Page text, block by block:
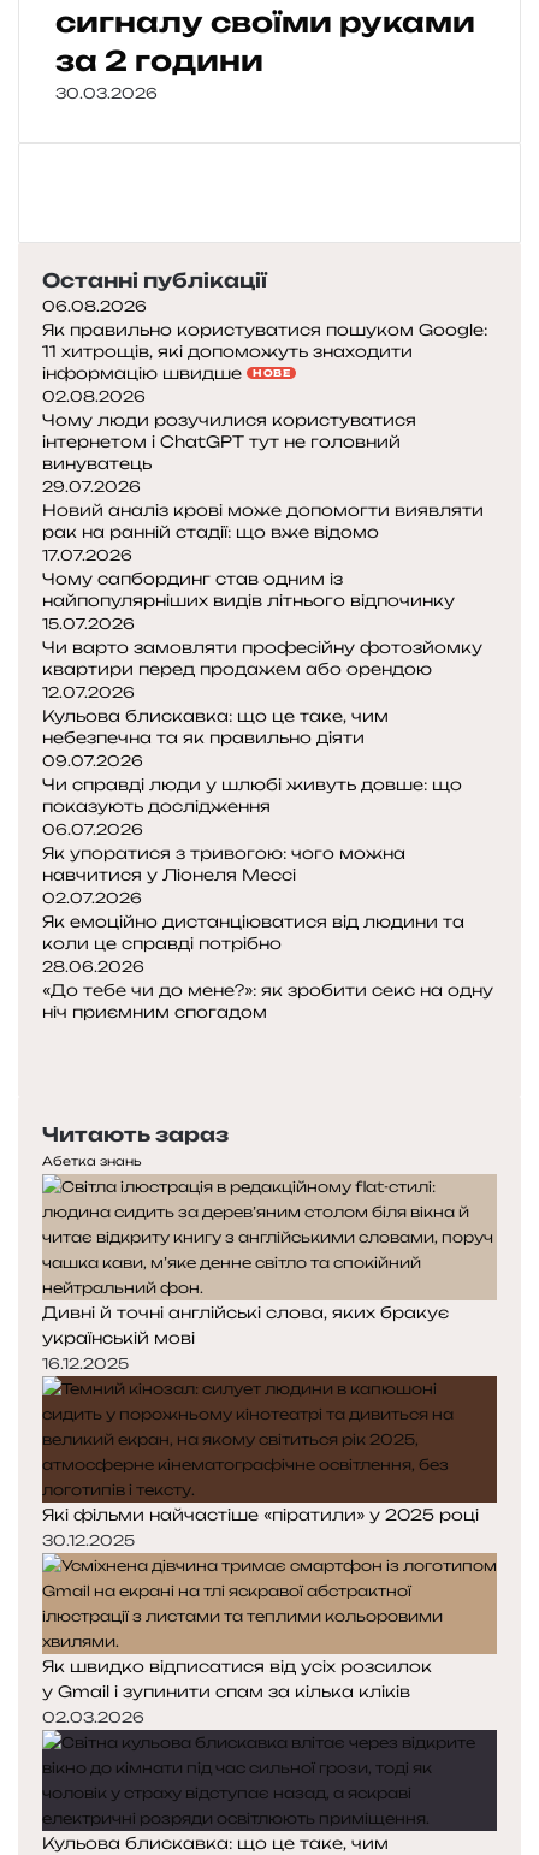
сигналу своїми руками
за 2 години
30.03.2026
Останні публікації
06.08.2026
Як правильно користуватися пошуком Google:
11 хитрощів, які допоможуть знаходити
інформацію швидше
НОВЕ
02.08.2026
Чому люди розучилися користуватися
інтернетом і ChatGPT тут не головний
винуватець
29.07.2026
Новий аналіз крові може допомогти виявляти
рак на ранній стадії: що вже відомо
17.07.2026
Чому сапбординг став одним із
найпопулярніших видів літнього відпочинку
15.07.2026
Чи варто замовляти професійну фотозйомку
квартири перед продажем або орендою
12.07.2026
Кульова блискавка: що це таке, чим
небезпечна та як правильно діяти
09.07.2026
Чи справді люди у шлюбі живуть довше: що
показують дослідження
06.07.2026
Як упоратися з тривогою: чого можна
навчитися у Ліонеля Мессі
02.07.2026
Як емоційно дистанціюватися від людини та
коли це справді потрібно
28.06.2026
«До тебе чи до мене?»: як зробити секс на одну
ніч приємним спогадом
Читають зараз
Абетка знань
Дивні й точні англійські слова, яких бракує
українській мові
16.12.2025
Які фільми найчастіше «піратили» у 2025 році
30.12.2025
Як швидко відписатися від усіх розсилок
у Gmail і зупинити спам за кілька кліків
02.03.2026
Кульова блискавка: що це таке, чим